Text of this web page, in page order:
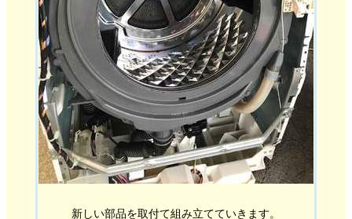
新しい部品を取付て組み立てていきます。